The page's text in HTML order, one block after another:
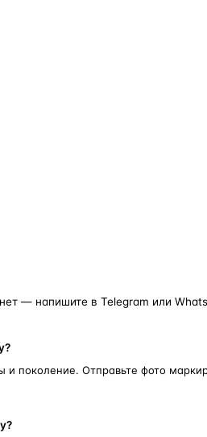
— напишите в Telegram или
и поколение. Отправьте фото